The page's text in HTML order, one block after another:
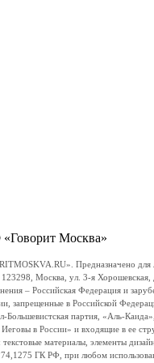
Москва»
Предназначено для
Москва, ул. 3-я
– Российская Федерация и
запрещенные в Российской
партия, «Аль-
в России» и входящие в ее
материалы, элементы
ГК РФ, при любом